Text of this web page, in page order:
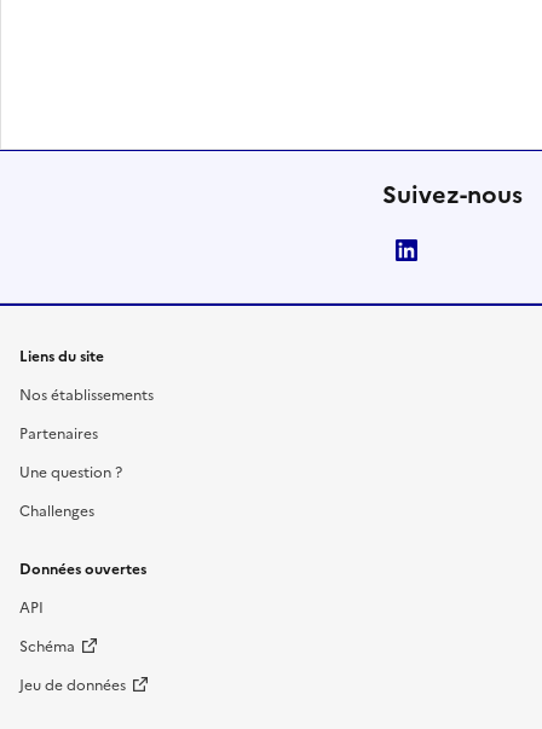
Suivez-nous
Liens du site
Nos établissements
Partenaires
Une question ?
Challenges
Données ouvertes
API
Schéma
Jeu de données